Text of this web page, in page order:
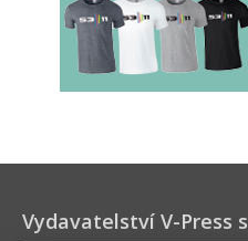
Vydavatelství V-Press